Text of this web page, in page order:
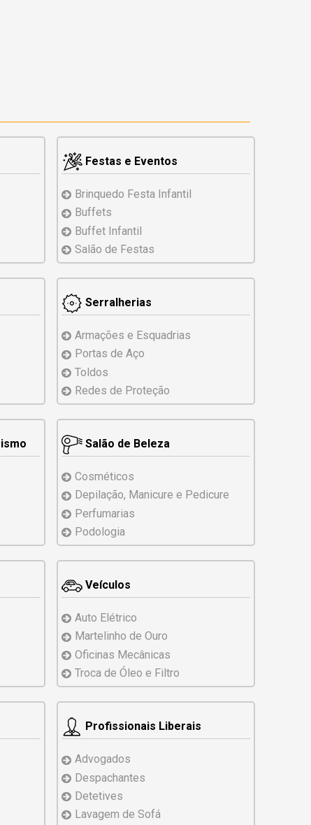
Festas e Eventos
Brinquedo Festa Infantil
Buffets
Buffet Infantil
Salão de Festas
Serralherias
Armações e Esquadrias
Portas de Aço
Toldos
Redes de Proteção
Salão de Beleza
Cosméticos
Depilação, Manicure e Pedicure
Perfumarias
Podologia
Veículos
Auto Elétrico
Martelinho de Ouro
Oficinas Mecânicas
Troca de Óleo e Filtro
Profissionais Liberais
Advogados
Despachantes
Detetives
Lavagem de Sofá